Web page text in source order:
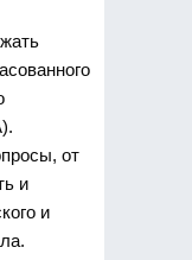
от
и
и